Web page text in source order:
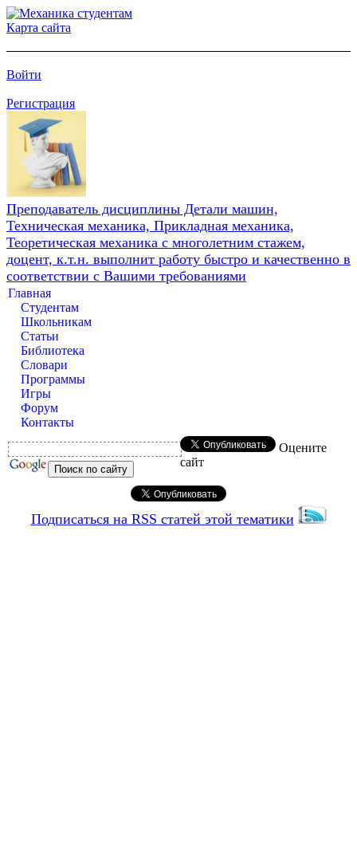
Карта сайта
Войти
Регистрация
Преподаватель дисциплины Детали машин,
Техническая механика, Прикладная механика,
Теоретическая механика с многолетним стажем,
доцент, к.т.н. выполнит работу быстро и качественно в
соответствии с Вашими требованиями
Главная
Студентам
Школьникам
Статьи
Библиотека
Словари
Программы
Игры
Форум
Контакты
Оцените
сайт
Подписаться на RSS статей этой тематики